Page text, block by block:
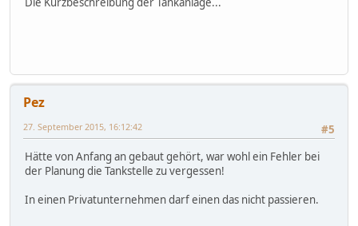
Pez
#5
27. September 2015, 16:12:42
Hätte von Anfang an gebaut gehört, war wohl ein Fehler bei
der Planung die Tankstelle zu vergessen!
In einen Privatunternehmen darf einen das nicht passieren.